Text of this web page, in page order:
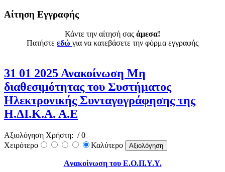
Αίτηση Εγγραφής
Κάντε την αίτησή σας άμεσα!
Πατήστε εδώ για να κατεβάσετε την φόρμα εγγραφής
31 01 2025 Ανακοίνωση Μη
διαθεσιμότητας του Συστήματος
Ηλεκτρονικής Συνταγογράφησης της
Η.ΔΙ.Κ.Α. Α.Ε
Αξιολόγηση Χρήστη: / 0
Χειρότερο
Καλύτερο
Aνακοίνωση του Ε.Ο.Π.Υ.Υ.